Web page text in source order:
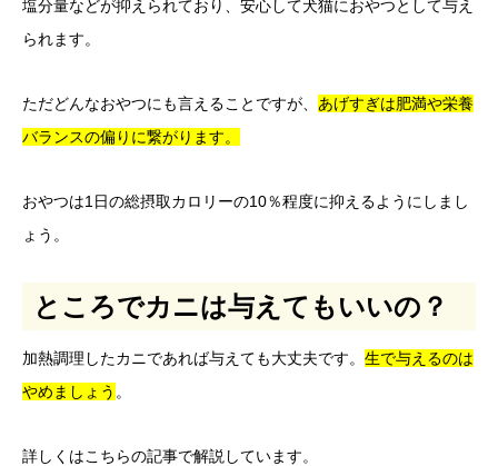
塩分量などが抑えられており、安心して犬猫におやつとして与え
られます。
ただどんなおやつにも言えることですが、 あげすぎは肥満や栄養
バランスの偏りに繋がります。
おやつは1日の総摂取カロリーの10％程度に抑えるようにしまし
ょう。
ところでカニは与えてもいいの？
加熱調理したカニであれば与えても大丈夫です。 生で与えるのは
やめましょう 。
詳しくはこちらの記事で解説しています。